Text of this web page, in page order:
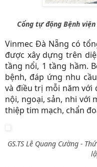
Cổng tự động Bệnh
Vinmec Đà Nẵng có
được xây dựng trên
tầng nổi, 1 tầng hầm.
bệnh, đáp ứng nhu
và điều trị mỗi năm với
nội, ngoại, sản, nhi với
thiệp tim mạch, chẩn
GS.TS Lê Quang Cường -